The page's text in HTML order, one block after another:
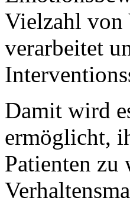
Vielzahl von
verarbeitet
Damit wird
ermöglicht,
Patienten